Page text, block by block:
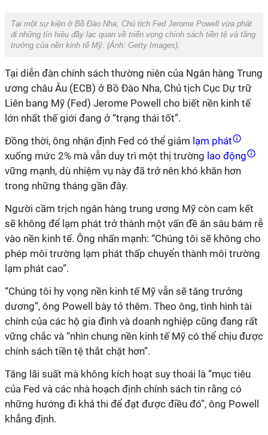
Tại một sự kiện ở Bồ Đào Nha, Chủ tịch Fed Jerome Powell vừa phát
đi những tín hiệu đầy lạc quan về triển vọng chính sách tiền tệ và tăng
trưởng của nền kinh tế Mỹ. (Ảnh: Getty Images).
Tại diễn đàn chính sách thường niên của Ngân hàng Trung
ương châu Âu (ECB) ở Bồ Đào Nha, Chủ tịch Cục Dự trữ
Liên bang Mỹ (Fed) Jerome Powell cho biết nền kinh tế
lớn nhất thế giới đang ở “trạng thái tốt”.
Đồng thời, ông nhận định Fed có thể giảm lạm phát
xuống mức 2% mà vẫn duy trì một thị trường lao động
vững mạnh, dù nhiệm vụ này đã trở nên khó khăn hơn
trong những tháng gần đây.
Người cầm trịch ngân hàng trung ương Mỹ còn cam kết
sẽ không để lạm phát trở thành một vấn đề ăn sâu bám rễ
vào nền kinh tế. Ông nhấn mạnh: “Chúng tôi sẽ không cho
phép môi trường lạm phát thấp chuyển thành môi trường
lạm phát cao”.
“Chúng tôi hy vọng nền kinh tế Mỹ vẫn sẽ tăng trưởng
dương”, ông Powell bày tỏ thêm. Theo ông, tình hình tài
chính của các hộ gia đình và doanh nghiệp cũng đang rất
vững chắc và “nhìn chung nền kinh tế Mỹ có thể chịu được
chính sách tiền tệ thắt chặt hơn”.
Tăng lãi suất mà không kích hoạt suy thoái là “mục tiêu
của Fed và các nhà hoạch định chính sách tin rằng có
những hướng đi khả thi để đạt được điều đó”, ông Powell
khẳng định.